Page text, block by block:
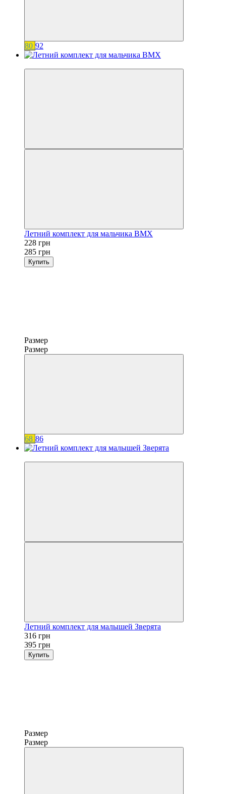
80 92
Летний комплект для мальчика ВМХ
228 грн
285 грн
Купить
Размер
Размер
68 86
Летний комплект для малышей Зверята
316 грн
395 грн
Купить
Размер
Размер